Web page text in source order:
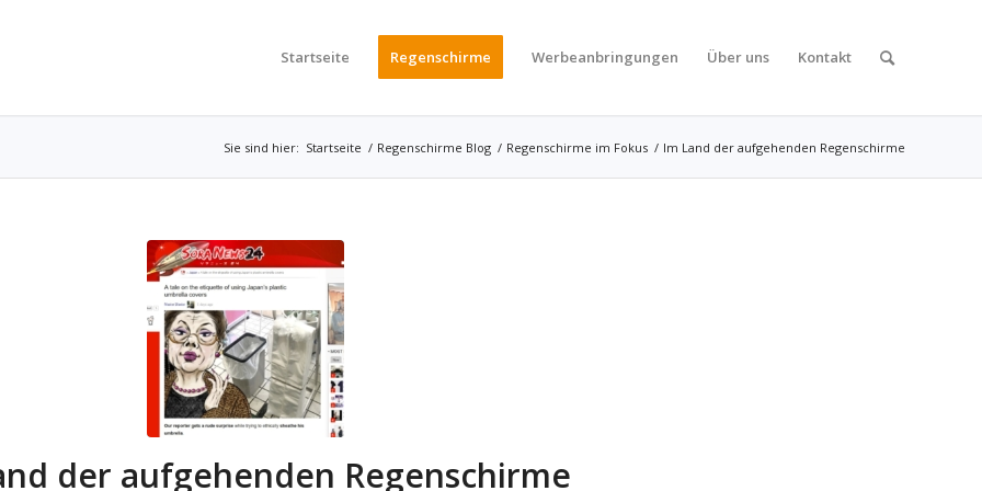
Startseite Regenschirme Werbeanbringungen Über uns Kontakt
Sie sind hier: Startseite / Regenschirme Blog / Regenschirme im Fokus / Im Land der aufgehenden Regenschirme
der aufgehenden Regenschirme